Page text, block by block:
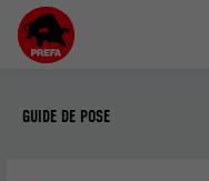
GUIDE DE POSE